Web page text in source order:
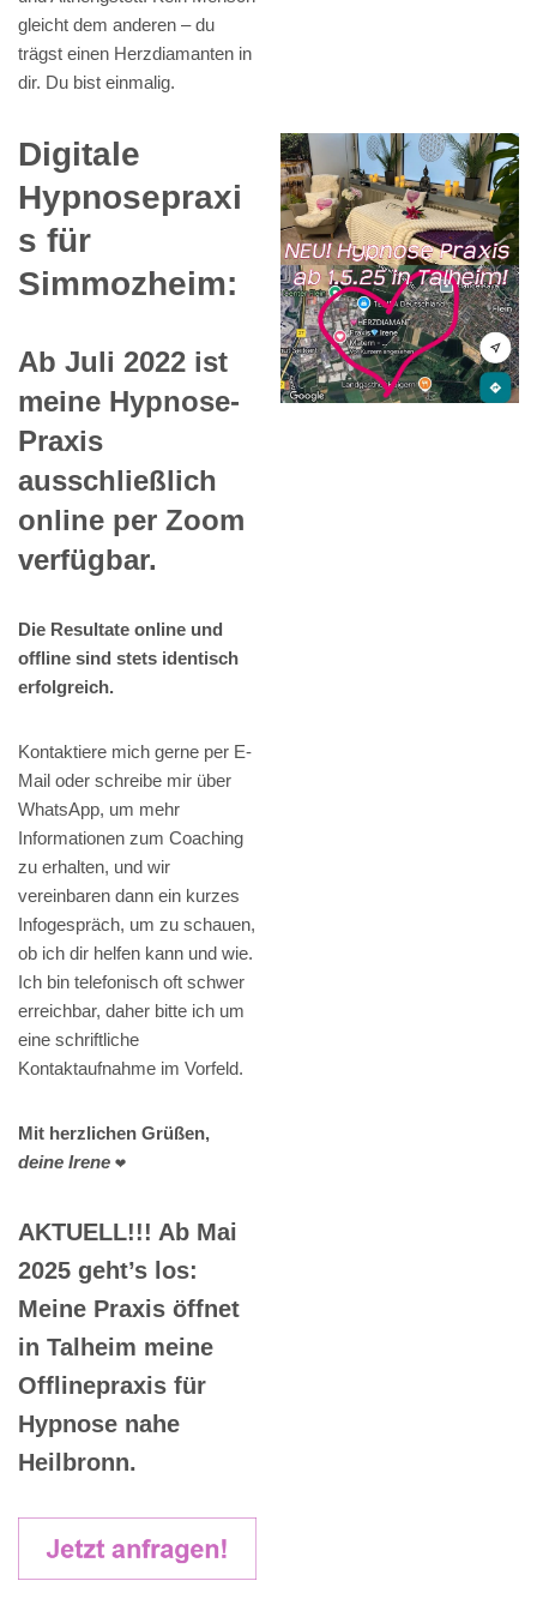
gleicht dem anderen – du
trägst einen Herzdiamanten in
dir. Du bist einmalig.
Digitale
Hypnosepraxi
s für
Simmozheim:
Ab Juli 2022 ist
meine Hypnose-
Praxis
ausschließlich
online per Zoom
verfügbar.
Die Resultate online und
offline sind stets identisch
erfolgreich.
Kontaktiere mich gerne per E-
Mail oder schreibe mir über
WhatsApp, um mehr
Informationen zum Coaching
zu erhalten, und wir
vereinbaren dann ein kurzes
Infogespräch, um zu schauen,
ob ich dir helfen kann und wie.
Ich bin telefonisch oft schwer
erreichbar, daher bitte ich um
eine schriftliche
Kontaktaufnahme im Vorfeld.
Mit herzlichen Grüßen,
deine Irene ❤️
AKTUELL!!! Ab Mai
2025 geht’s los:
Meine Praxis öffnet
in Talheim meine
Offlinepraxis für
Hypnose nahe
Heilbronn.